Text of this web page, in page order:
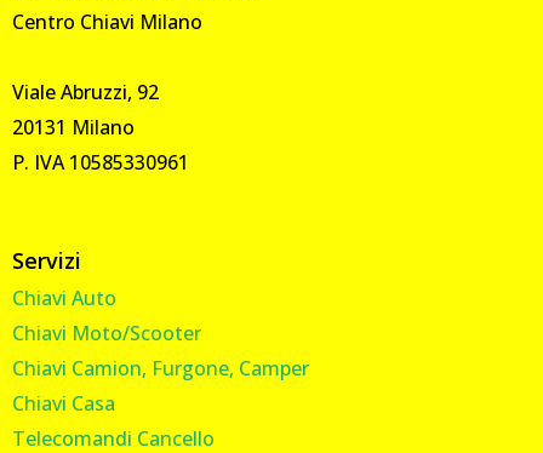
Centro Chiavi Milano
Viale Abruzzi, 92
20131 Milano
P. IVA 10585330961
Servizi
Chiavi Auto
Chiavi Moto/Scooter
Chiavi Camion, Furgone, Camper
Chiavi Casa
Telecomandi Cancello